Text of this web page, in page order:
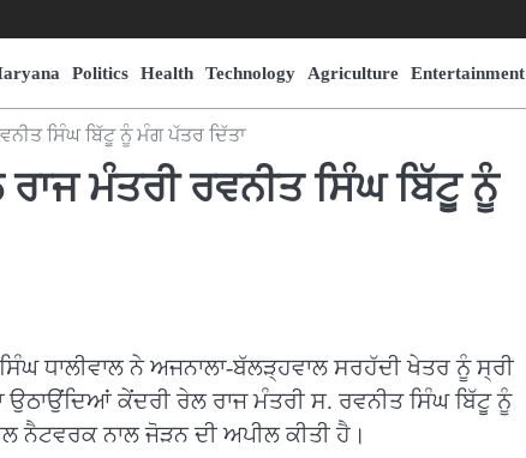
Politics Health Technology Agriculture Entertainment
ਸਿੰਘ ਬਿੱਟੂ ਨੂੰ ਮੰਗ ਪੱਤਰ ਦਿੱਤਾ
ਮੰਤਰੀ ਰਵਨੀਤ ਸਿੰਘ ਬਿੱਟੂ ਨੂੰ
ਧਾਲੀਵਾਲ ਨੇ ਅਜਨਾਲਾ-ਬੱਲੜ੍ਹਵਾਲ ਸਰਹੱਦੀ ਖੇਤਰ ਨੂੰ ਸ੍ਰੀ
ਉਠਾਉਂਦਿਆਂ ਕੇਂਦਰੀ ਰੇਲ ਰਾਜ ਮੰਤਰੀ ਸ. ਰਵਨੀਤ ਸਿੰਘ ਬਿੱਟੂ ਨੂੰ
ਨਾਲ ਜੋੜਨ ਦੀ ਅਪੀਲ ਕੀਤੀ ਹੈ।